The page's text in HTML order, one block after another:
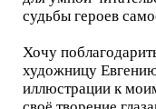
судьбы героев
Хочу
художницу
иллюстрации к